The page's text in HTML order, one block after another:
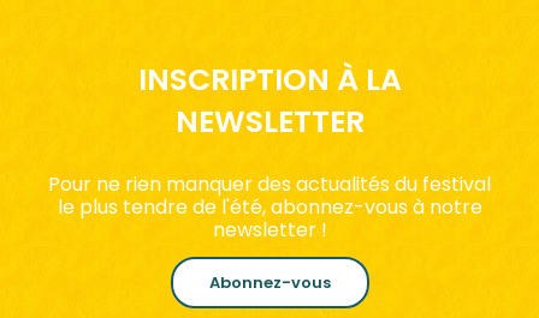
INSCRIPTION À LA
NEWSLETTER
Pour ne rien manquer des actualités du festival
le plus tendre de l'été, abonnez-vous à notre
newsletter !
Abonnez-vous